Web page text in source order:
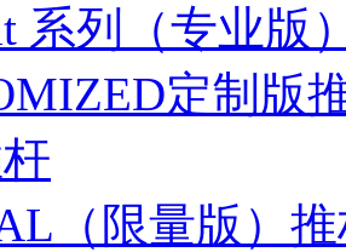
系列（专业版
定制版
（限量版）